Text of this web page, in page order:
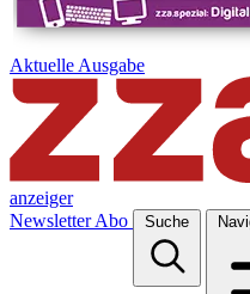
Aktuelle Ausgabe
anzeiger
Newsletter Abo Suche